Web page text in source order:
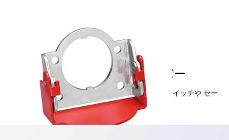
φ22／φ30 形パドロックカバー
ホステッジコントロールとして使用している鍵付スイッチや セー
フティプラグの誤使用を南京錠で防止